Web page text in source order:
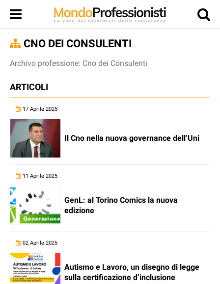
CNO DEI CONSULENTI
Archivo professione: Cno dei Consulenti
ARTICOLI
17 Aprile 2025
Il Cno nella nuova governance dell’Uni
11 Aprile 2025
GenL: al Torino Comics la nuova
edizione
02 Aprile 2025
Autismo e Lavoro, un disegno di legge
sulla certificazione d’inclusione